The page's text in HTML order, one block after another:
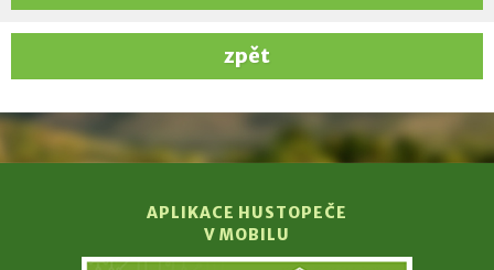
zpět
APLIKACE HUSTOPEČE
V MOBILU